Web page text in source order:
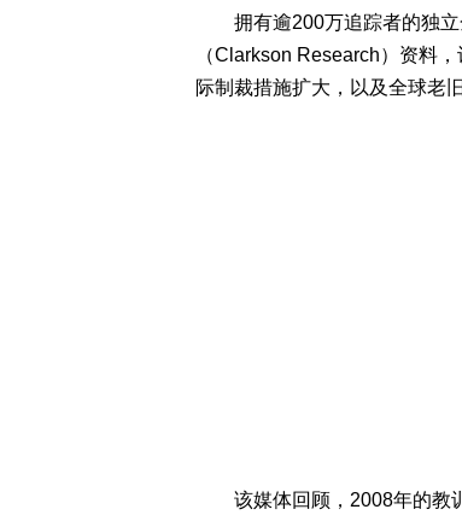
拥有逾200万追踪者的独立
（Clarkson Research）资料
际制裁措施扩大，以及全球老
该媒体回顾，2008年的教训